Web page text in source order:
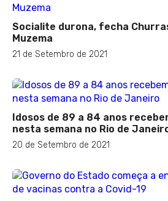
Socialite durona, fecha
Muzema
21 de Setembro de 2021
Idosos de 89 a 84 anos
nesta semana no Rio de
20 de Setembro de 2021